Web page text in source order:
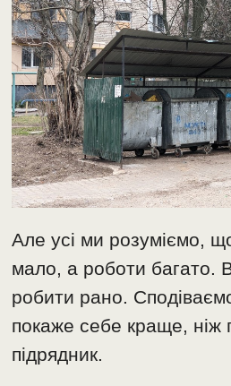
Але усі ми розуміємо,
мало, а роботи багато.
робити рано.
покаже себе краще, ніж
підрядник.